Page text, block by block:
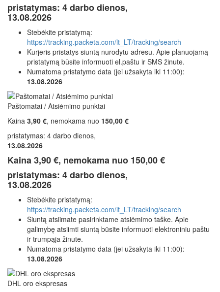
pristatymas: 4 darbo dienos,
13.08.2026
Stebėkite pristatymą:
https://tracking.packeta.com/lt_LT/tracking/search
Kurjeris pristatys siuntą nurodytu adresu. Apie planuojamą
pristatymą būsite informuoti el.paštu ir SMS žinute.
Numatoma pristatymo data (jei užsakyta iki 11:00):
13.08.2026
Paštomatai / Atsiėmimo punktai
Kaina 3,90 €, nemokama nuo 150,00 €
pristatymas: 4 darbo dienos,
13.08.2026
Kaina3,90 €, nemokama nuo 150,00 €
pristatymas: 4 darbo dienos,
13.08.2026
Stebėkite pristatymą:
https://tracking.packeta.com/lt_LT/tracking/search
Siuntą atsiimate pasirinktame atsiėmimo taške. Apie
galimybę atsiimti siuntą būsite informuoti elektroniniu paštu
ir trumpąja žinute.
Numatoma pristatymo data (jei užsakyta iki 11:00):
13.08.2026
DHL oro ekspresas